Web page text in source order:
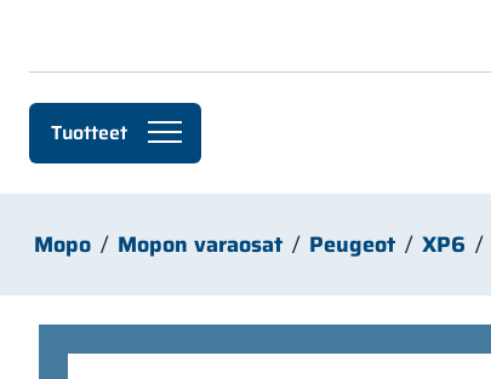
Tuotteet
Mopo Mopon varaosat Peugeot XP6
Ohita kuvat